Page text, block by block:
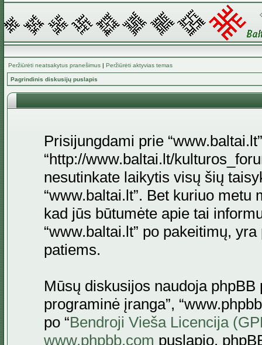
Peržiūrėti neatsakytus pranešimus | Peržiūrėti aktyvias temas
Pagrindinis diskusijų puslapis
Prisijungdami prie
“http://www.baltai.lt/
nesutinkate laikytis visų šių
“www.baltai.lt”. Bet kuriuo
kad jūs būtumėte apie tai
“www.baltai.lt” po pakeitimų,
patiems.
Mūsų diskusijos naudoja phpBB
programinė įranga”,
po “Bendroji Vieša Licencija
www.phpbb.com puslapio.